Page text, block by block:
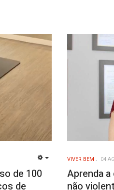
de 100
de
VIVER BEM 04
Aprenda
não